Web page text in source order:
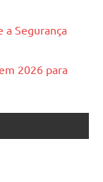
a Segurança
2026 para